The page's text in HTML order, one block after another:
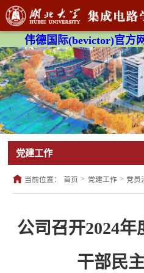
伟德国际(bevictor)官方
党建工作
当前位置： 首页 > 党建工作 > 党员
公司召开2024
干部民